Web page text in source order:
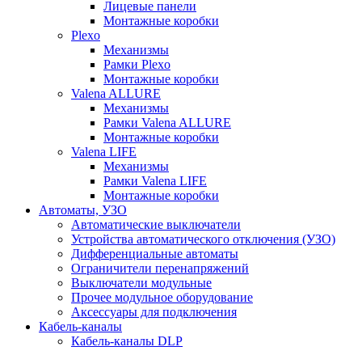
Лицевые панели
Монтажные коробки
Plexo
Механизмы
Рамки Plexo
Монтажные коробки
Valena ALLURE
Механизмы
Рамки Valena ALLURE
Монтажные коробки
Valena LIFE
Механизмы
Рамки Valena LIFE
Монтажные коробки
Автоматы, УЗО
Автоматические выключатели
Устройства автоматического отключения (УЗО)
Дифференциальные автоматы
Ограничители перенапряжений
Выключатели модульные
Прочее модульное оборудование
Аксессуары для подключения
Кабель-каналы
Кабель-каналы DLP